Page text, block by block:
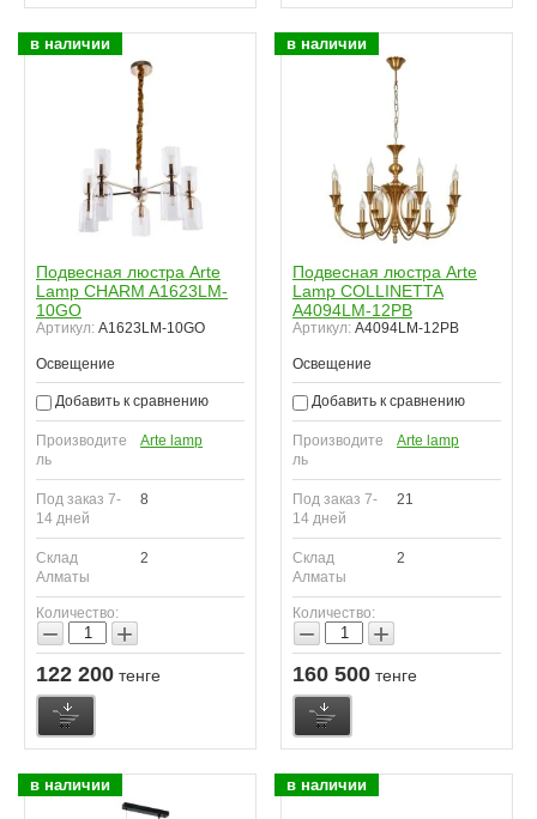
в наличии
Подвесная люстра Arte
Lamp CHARM A1623LM-
10GO
Артикул: A1623LM-10GO
Освещение
Добавить к сравнению
Производите
ль
Arte lamp
Под заказ 7-
14 дней
8
Склад
Алматы
2
Количество:
− +
122 200 тенге
в наличии
Подвесная люстра Arte
Lamp COLLINETTA
A4094LM-12PB
Артикул: A4094LM-12PB
Освещение
Добавить к сравнению
Производите
ль
Arte lamp
Под заказ 7-
14 дней
21
Склад
Алматы
2
Количество:
− +
160 500 тенге
в наличии в наличии